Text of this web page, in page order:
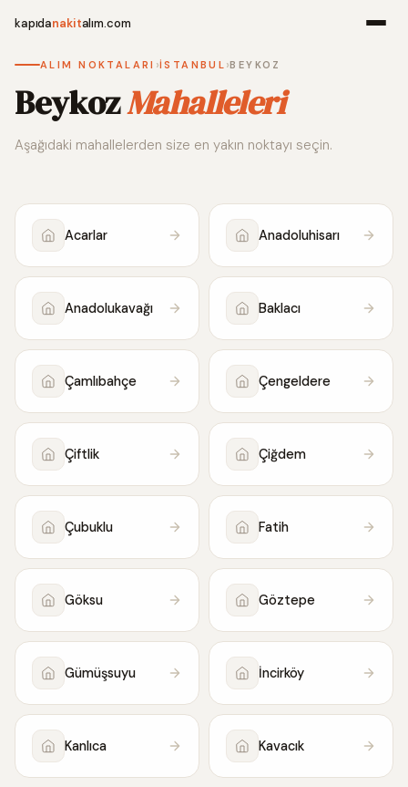
kapıdanakitalım.com
Alım
ALIM NOKTALARI ›İSTANBUL ›BEYKOZ
BeykozMahalleleri
Aşağıdaki mahallelerden size en yakın noktayı seçin.
Acarlar Anadoluhisarı
Anadolukavağı Baklacı
Çamlıbahçe Çengeldere
Çiftlik Çiğdem
Çubuklu Fatih
Göksu Göztepe
Gümüşsuyu İncirköy
Kanlıca Kavacık